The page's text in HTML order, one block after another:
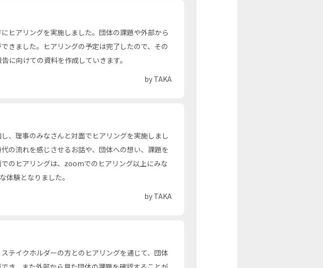
ヒアリングを実施しました。団体の課題や外部から
きました。ヒアリングの予定は完了したので、その
に向けての資料を作成していきます。
by TAKA
、理事のみなさんと対面でヒアリングを実施しまし
の流れを感じさせるお話や、団体への想い、課題を
のヒアリングは、zoomでのヒアリング以上にみな
体験となりました。
by TAKA
テイクホルダーの方とのヒアリングを通じて、団体